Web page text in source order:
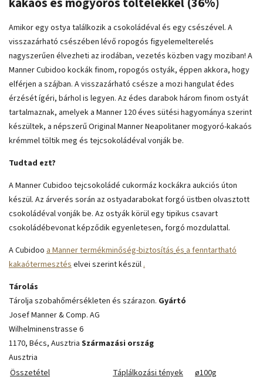
Amikor egy ostya találkozik a csokoládéval és egy csészével. A
visszazárható csészében lévő ropogós figyelemelterelés
nagyszerűen élvezheti az irodában, vezetés közben vagy moziban! A
Manner Cubidoo kockák finom, ropogós ostyák, éppen akkora, hogy
elférjen a szájban. A visszazárható csésze a mozi hangulat édes
érzését ígéri, bárhol is legyen. Az édes darabok három finom ostyát
tartalmaznak, amelyek a Manner 120 éves sütési hagyománya szerint
készültek, a népszerű Original Manner Neapolitaner mogyoró-kakaós
krémmel töltik meg és tejcsokoládéval vonják be.
Tudtad ezt?
A Manner Cubidoo tejcsokoládé cukormáz kockákra aukciós úton
készül. Az árverés során az ostyadarabokat forgó üstben olvasztott
csokoládéval vonják be. Az ostyák körül egy tipikus csavart
csokoládébevonat képződik egyenletesen, forgó mozdulattal.
A Cubidoo a Manner termékminőség-biztosítás és a fenntartható
kakaótermesztés elvei szerint készül .
Tárolás
Tárolja szobahőmérsékleten és szárazon. Gyártó
Josef Manner & Comp. AG
Wilhelminenstrasse 6
1170, Bécs, Ausztria Származási ország
Ausztria
Összetétel
Táplálkozási tények ø100g